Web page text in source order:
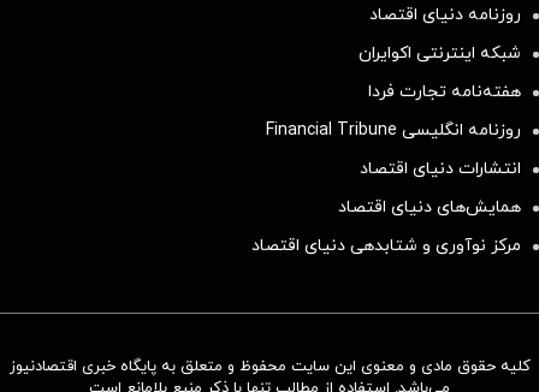
روزنامه دنیای اقتصاد
شبکه اینترنتی اکوایران
هفته‌نامه تجارت فردا
روزنامه انگلیسی Financial Tribune
انتشارات دنیای اقتصاد
همایش‌های دنیای اقتصاد
مرکز نوآوری و شتابدهی دنیای اقتصاد
کلیه حقوق مادی و معنوی این سایت محفوظ و متعلق به پایگاه خبری اقتصادنیوز